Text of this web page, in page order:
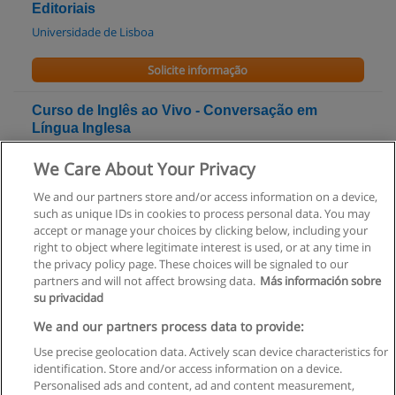
Editoriais
Universidade de Lisboa
Solicite informação
Curso de Inglês ao Vivo - Conversação em
Língua Inglesa
Trabalhadores de Escritório, Comércio, Serviços e Novas
Solicite informação
Regras de uso
Privacidade de dados
Entrar em contato com Educaedu
We Care About Your Privacy
We and our partners store and/or access information on a device,
such as unique IDs in cookies to process personal data. You may
accept or manage your choices by clicking below, including your
right to object where legitimate interest is used, or at any time in
the privacy policy page. These choices will be signaled to our
partners and will not affect browsing data. Más información sobre
su privacidad
We and our partners process data to provide:
Use precise geolocation data. Actively scan device characteristics for
identification. Store and/or access information on a device.
Personalised ads and content, ad and content measurement,